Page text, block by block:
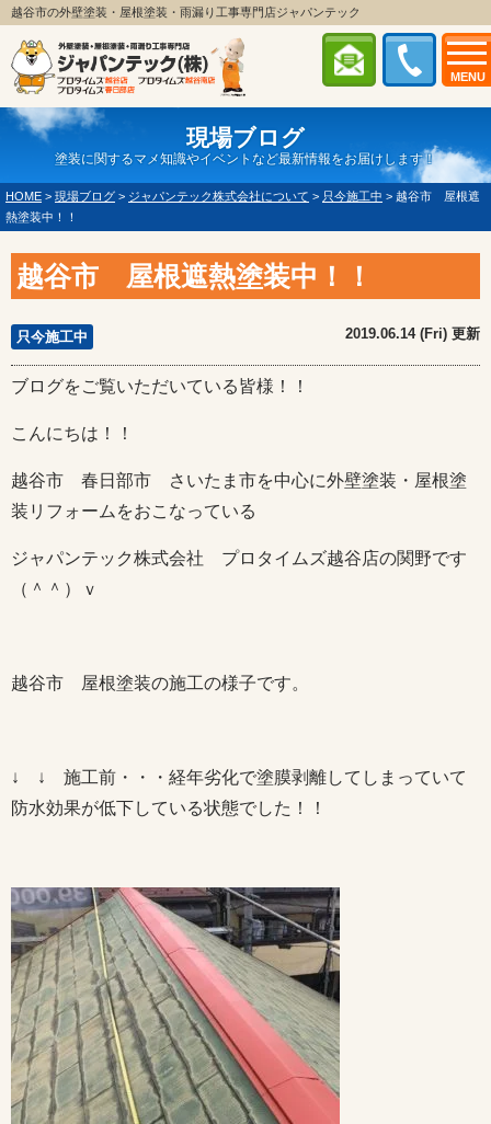
MENU
越谷市の外壁塗装・屋根塗装・雨漏り工事専門店ジャパンテック
現場ブログ
塗装に関するマメ知識やイベントなど最新情報をお届けします！
HOME > 現場ブログ > ジャパンテック株式会社について > 只今施工中 > 越谷市 屋根遮
熱塗装中！！
越谷市 屋根遮熱塗装中！！
只今施工中 2019.06.14 (Fri) 更新
ブログをご覧いただいている皆様！！
こんにちは！！
越谷市 春日部市 さいたま市を中心に外壁塗装・屋根塗
装リフォームをおこなっている
ジャパンテック株式会社 プロタイムズ越谷店の関野です
（＾＾）ｖ
越谷市 屋根塗装の施工の様子です。
↓ ↓ 施工前・・・経年劣化で塗膜剥離してしまっていて
防水効果が低下している状態でした！！